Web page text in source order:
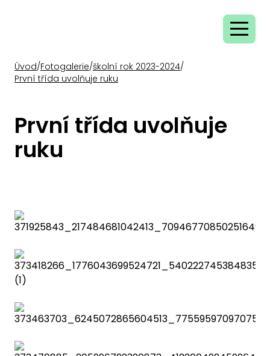
Úvod/Fotogalerie/školní rok 2023-2024/
První třída uvolňuje ruku
První třída uvolňuje
ruku